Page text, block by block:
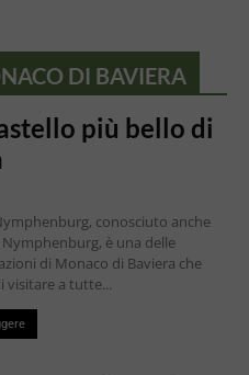
DI BAVIERA
più bello di
conosciuto anche
Nymphenburg, è una delle
di Monaco di Baviera che
visitare a tutte...